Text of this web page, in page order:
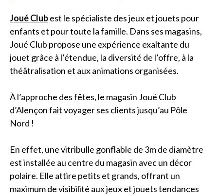
Joué Clubest le spécialiste des jeux et jouets pour
enfants et pour toute la famille. Dans ses magasins,
Joué Club propose une expérience exaltante du
jouet grâce à l’étendue, la diversité de l’offre, à la
théâtralisation et aux animations organisées.
À l’approche des fêtes, le magasin Joué Club
d’Alençon fait voyager ses clients jusqu’au Pôle
Nord !
En effet, une vitribulle gonflable de 3m de diamètre
est installée au centre du magasin avec un décor
polaire. Elle attire petits et grands, offrant un
maximum de visibilité aux jeux et jouets tendances